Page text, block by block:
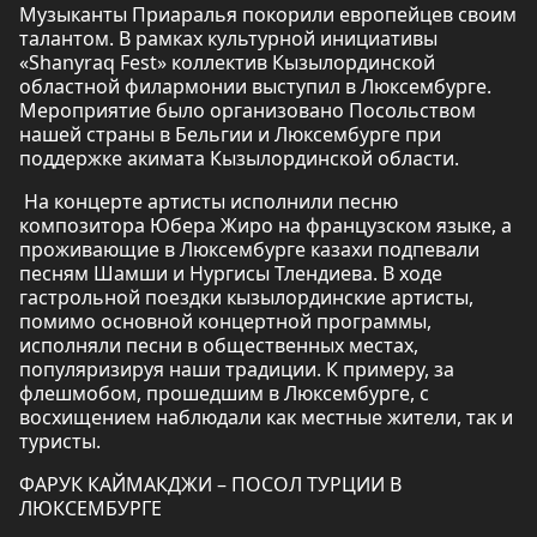
Музыканты Приаралья покорили европейцев своим
талантом. В рамках культурной инициативы
«Shanyraq Fest» коллектив Кызылординской
областной филармонии выступил в Люксембурге.
Мероприятие было организовано Посольством
нашей страны в Бельгии и Люксембурге при
поддержке акимата Кызылординской области.
На концерте артисты исполнили песню
композитора Юбера Жиро на французском языке, а
проживающие в Люксембурге казахи подпевали
песням Шамши и Нургисы Тлендиева. В ходе
гастрольной поездки кызылординские артисты,
помимо основной концертной программы,
исполняли песни в общественных местах,
популяризируя наши традиции. К примеру, за
флешмобом, прошедшим в Люксембурге, с
восхищением наблюдали как местные жители, так и
туристы.
ФАРУК КАЙМАКДЖИ – ПОСОЛ ТУРЦИИ В
ЛЮКСЕМБУРГЕ